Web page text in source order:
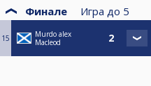
Финале Игра до 5
15
Murdo alex
Macleod